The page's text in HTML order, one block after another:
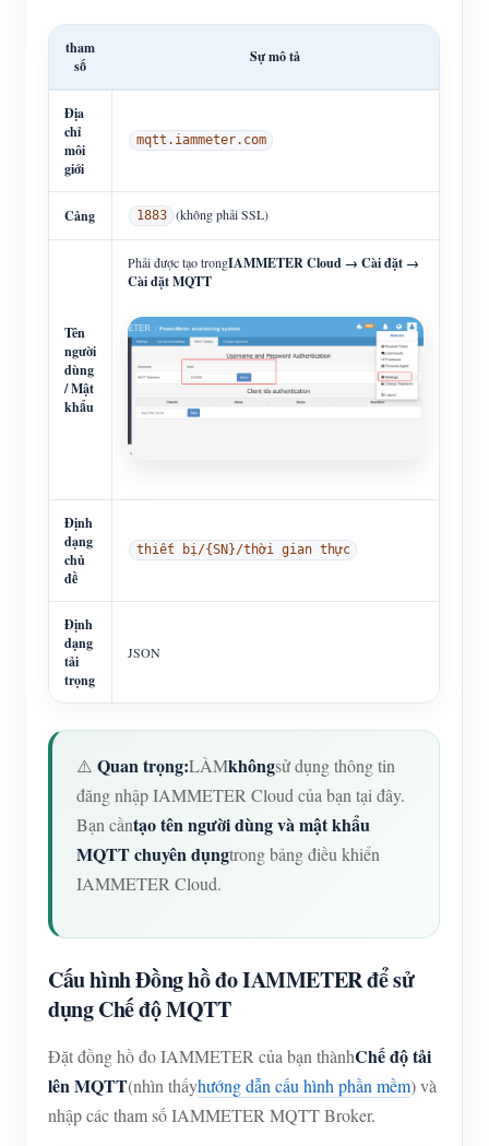
tham
số
Sự mô tả
Địa
chỉ
môi
giới
mqtt.iammeter.com
Cảng 1883 (không phải SSL)
Tên
người
dùng
/ Mật
khẩu
Phải được tạo trongIAMMETER Cloud → Cài đặt →
Cài đặt MQTT
Định
dạng
chủ
đề
thiết bị/{SN}/thời gian thực
Định
dạng
tải
trọng
JSON
⚠️ Quan trọng:LÀMkhôngsử dụng thông tin
đăng nhập IAMMETER Cloud của bạn tại đây.
Bạn cầntạo tên người dùng và mật khẩu
MQTT chuyên dụngtrong bảng điều khiển
IAMMETER Cloud.
Cấu hình Đồng hồ đo IAMMETER để sử
dụng Chế độ MQTT
Đặt đồng hồ đo IAMMETER của bạn thànhChế độ tải
lên MQTT(nhìn thấyhướng dẫn cấu hình phần mềm) và
nhập các tham số IAMMETER MQTT Broker.